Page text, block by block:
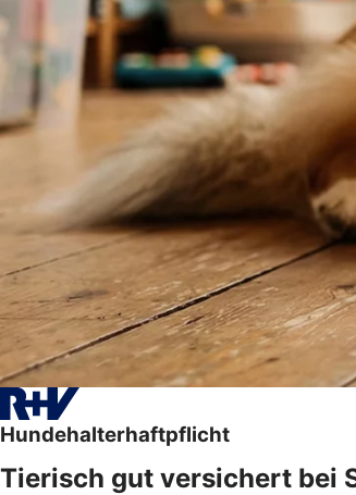
Hundehalterhaftpflicht
Tierisch gut versichert bei